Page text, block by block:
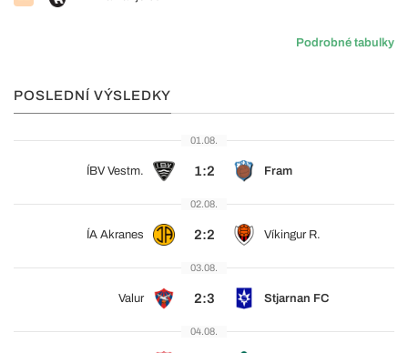
Podrobné tabulky
POSLEDNÍ VÝSLEDKY
01.08.
ÍBV Vestm. 1:2 Fram
02.08.
ÍA Akranes 2:2 Víkingur R.
03.08.
Valur 2:3 Stjarnan FC
04.08.